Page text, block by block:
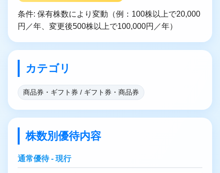
条件: 保有株数により変動（例：100株以上で20,000
円／年、変更後500株以上で100,000円／年）
カテゴリ
商品券・ギフト券 / ギフト券・商品券
株数別優待内容
通常優待 - 現行